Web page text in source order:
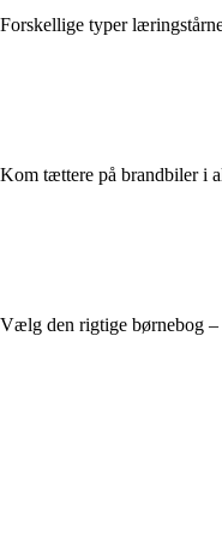
Forskellige typer
Kom tættere på brandbiler i
Vælg den rigtige børnebog